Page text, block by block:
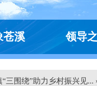
苍溪 领导
“三围绕”助力乡村振兴见...